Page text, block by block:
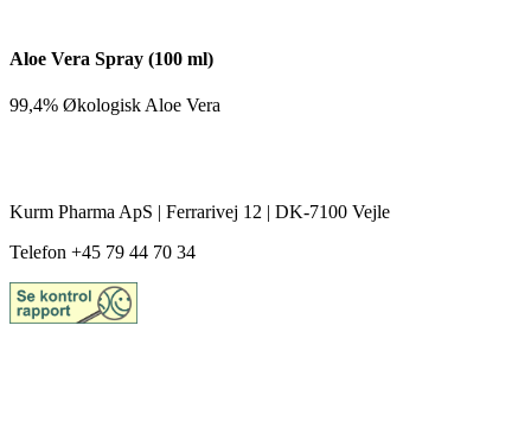
Aloe Vera Spray (100 ml)
99,4% Økologisk Aloe Vera
Kurm Pharma ApS | Ferrarivej 12 | DK-7100 Vejle
Telefon +45 79 44 70 34